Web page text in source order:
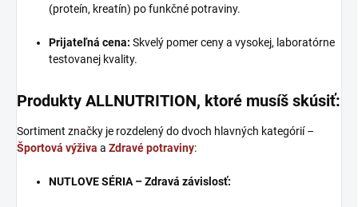
(proteín, kreatín) po funkčné potraviny.
Prijateľná cena: Skvelý pomer ceny a vysokej, laboratórne
testovanej kvality.
Produkty ALLNUTRITION, ktoré musíš skúsiť:
Sortiment značky je rozdelený do dvoch hlavných kategórií –
Športová výživa a Zdravé potraviny:
NUTLOVE SÉRIA – Zdravá závislosť: